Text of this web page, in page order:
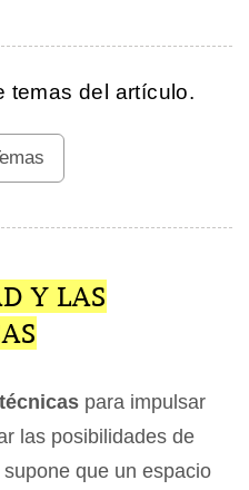
temas del artículo.
Y LAS
para impulsar
las posibilidades de
supone que un espacio